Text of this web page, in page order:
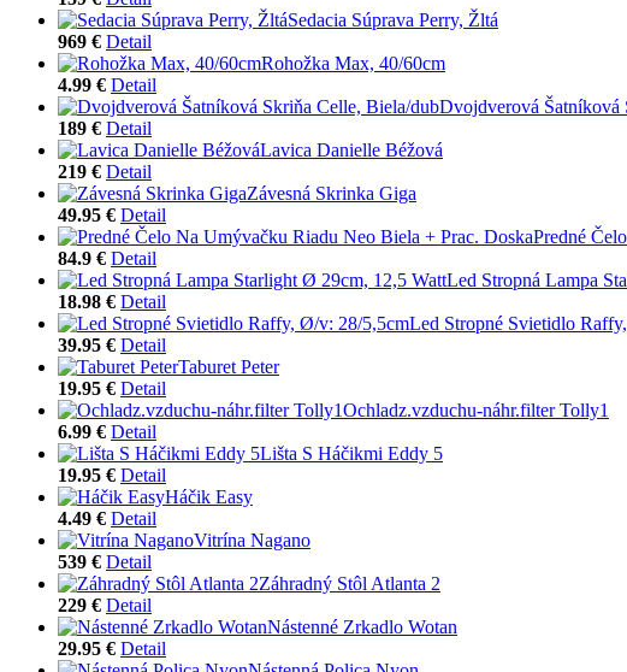
Sedacia Súprava Perry, Žltá
969 € Detail
Rohožka Max, 40/60cm
4.99 € Detail
Dvojdverová Šatníková
189 € Detail
Lavica Danielle Béžová
219 € Detail
Závesná Skrinka Giga
49.95 € Detail
Predné
84.9 € Detail
Led Stropná Lampa
18.98 € Detail
Led Stropné Svietidlo
39.95 € Detail
Taburet Peter
19.95 € Detail
Ochladz.vzduchu-náhr.filter Tolly1
6.99 € Detail
Lišta S Háčikmi Eddy 5
19.95 € Detail
Háčik Easy
4.49 € Detail
Vitrína Nagano
539 € Detail
Záhradný Stôl Atlanta 2
229 € Detail
Nástenné Zrkadlo Wotan
29.95 € Detail